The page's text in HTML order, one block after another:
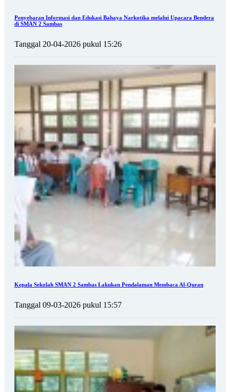
Penyebaran Informasi dan Edukasi Bahaya Narkotika melalui Upacara Bendera
di SMAN 2 Sambas
Tanggal 20-04-2026 pukul 15:26
Kepala Sekolah SMAN 2 Sambas Lakukan Pendalaman Membaca Al-Quran
Tanggal 09-03-2026 pukul 15:57